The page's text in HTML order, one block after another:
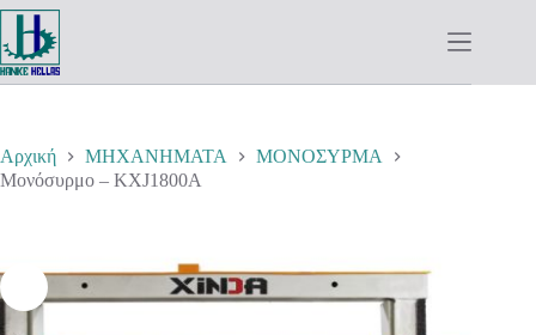
Μετάβαση
στο
περιεχόμενο
Αρχική ΜΗΧΑΝΗΜΑΤΑ
ΜΟΝΟΣΥΡΜΑ
Μονόσυρμο – KXJ1800A